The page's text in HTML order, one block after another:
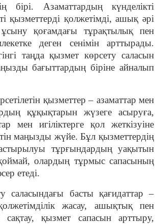
бірі. Азаматтардың күнделікті
қызметтерді қолжетімді, ашық әрі
қоғамдағы тұрақтылық пен
деген сенімін арттырады.
таңда қызмет көрсету саласын
бағыттардың біріне айналып
қызметтер – азаматтар мен
құқықтарын жүзеге асыруға,
мен игіліктерге қол жеткізуіне
маңызды жүйе. Бұл қызметтердің
тұрғындардың уақытын
олардың тұрмыс сапасының
етеді.
саласындағы басты қағидаттар –
жасау, ашықтық пен
қызмет сапасын арттыру,